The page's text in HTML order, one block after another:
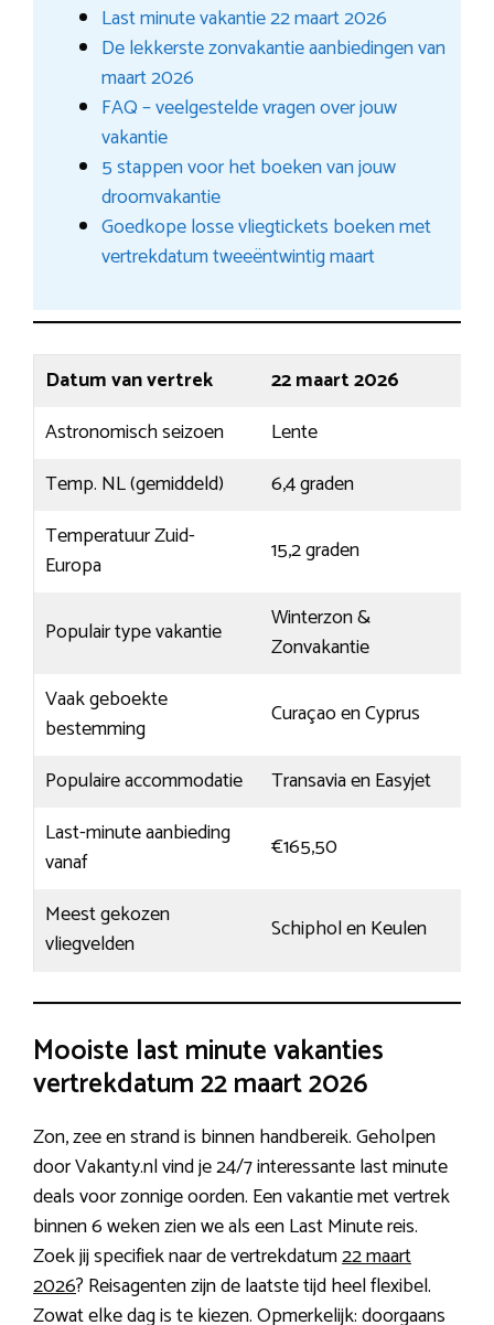
Last minute vakantie 22 maart 2026
De lekkerste zonvakantie aanbiedingen van
maart 2026
FAQ – veelgestelde vragen over jouw
vakantie
5 stappen voor het boeken van jouw
droomvakantie
Goedkope losse vliegtickets boeken met
vertrekdatum tweeëntwintig maart
Datum van vertrek
22 maart 2026
Astronomisch seizoen
Lente
Temp. NL (gemiddeld)
6,4 graden
Temperatuur Zuid-
Europa
15,2 graden
Populair type vakantie
Winterzon &
Zonvakantie
Vaak geboekte
bestemming
Curaçao en Cyprus
Populaire accommodatie
Transavia en Easyjet
Last-minute aanbieding
vanaf
€165,50
Meest gekozen
vliegvelden
Schiphol en Keulen
Mooiste last minute vakanties
vertrekdatum 22 maart 2026
Zon, zee en strand is binnen handbereik. Geholpen
door Vakanty.nl vind je 24/7 interessante last minute
deals voor zonnige oorden. Een vakantie met vertrek
binnen 6 weken zien we als een Last Minute reis.
Zoek jij specifiek naar de vertrekdatum22 maart
2026? Reisagenten zijn de laatste tijd heel flexibel.
Zowat elke dag is te kiezen. Opmerkelijk: doorgaans